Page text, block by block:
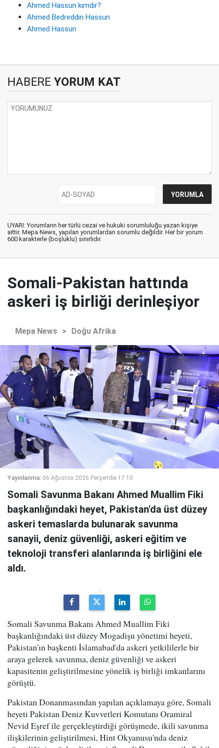
Ahmed Hassun kimdir?
Ahmed Bedreddin Hassun
Ahmed Hassun
HABERE YORUM KAT
UYARI: Yorumların her türlü cezai ve hukuki sorumluluğu yazan kişiye
aittir. Mepa News, yapılan yorumlardan sorumlu değildir. Her bir yorum
600 karakterle (boşluklu) sınırlıdır.
Somali-Pakistan hattında
askeri iş birliği derinleşiyor
Mepa News > Doğu Afrika
Yayınlanma: 06 Ağustos 2026 Perşembe 17:10
Somali Savunma Bakanı Ahmed Muallim Fiki
başkanlığındaki heyet, Pakistan'da üst düzey
askeri temaslarda bulunarak savunma
sanayii, deniz güvenliği, askeri eğitim ve
teknoloji transferi alanlarında iş birliğini ele
aldı.
Somali Savunma Bakanı Ahmed Muallim Fiki
başkanlığındaki üst düzey Mogadişu yönetimi heyeti,
Pakistan'ın başkenti İslamabad'da askeri yetkililerle bir
araya gelerek savunma, deniz güvenliği ve askeri
kapasitenin geliştirilmesine yönelik iş birliği imkanlarını
görüştü.
Pakistan Donanmasından yapılan açıklamaya göre, Somali
heyeti Pakistan Deniz Kuvvetleri Komutanı Oramiral
Nevid Eşref ile gerçekleştirdiği görüşmede, ikili savunma
ilişkilerinin geliştirilmesi, Hint Okyanusu'nda deniz